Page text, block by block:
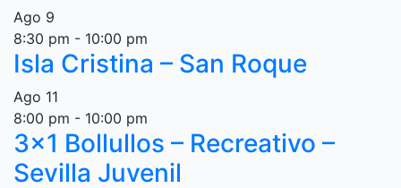
Ago 9
8:30 pm - 10:00 pm
Isla Cristina – San Roque
Ago 11
8:00 pm - 10:00 pm
3×1 Bollullos – Recreativo –
Sevilla Juvenil